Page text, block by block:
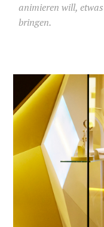
animieren will,
bringen.